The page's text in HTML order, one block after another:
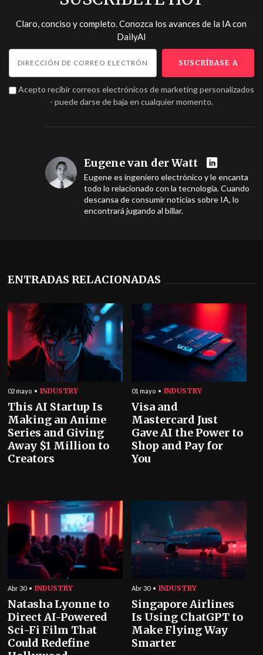
Claro, conciso y completo. Conozca los avances de la IA con
DailyAI
Acepto recibir correos electrónicos de marketing personalizados
- puede darse de baja en cualquier momento.
Eugene van der Watt
Eugene es ingeniero electrónico y le encanta
todo lo relacionado con la tecnología. Cuando
descansa de consumir noticias sobre IA, lo
encontrará jugando al billar.
ENTRADAS RELACIONADAS
02 mayo INDUSTRY
This AI Startup Is
Making an Anime
Series and Giving
Away $1 Million to
Creators
01 mayo INDUSTRY
Visa and
Mastercard Just
Gave AI the Power to
Shop and Pay for
You
Abr 30 INDUSTRY
Natasha Lyonne to
Direct AI-Powered
Sci-Fi Film That
Could Redefine
Abr 30 INDUSTRY
Singapore Airlines
Is Using ChatGPT to
Make Flying Way
Smarter